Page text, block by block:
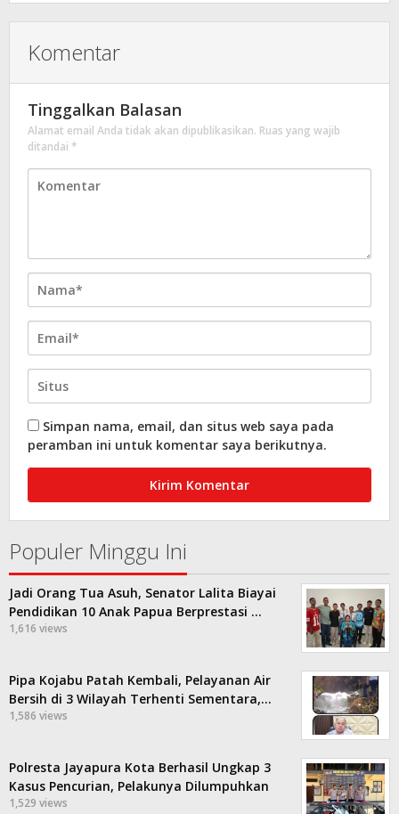
Komentar
Tinggalkan Balasan
Alamat email Anda tidak akan dipublikasikan. Ruas yang wajib
ditandai *
Simpan nama, email, dan situs web saya pada
peramban ini untuk komentar saya berikutnya.
Populer Minggu Ini
Jadi Orang Tua Asuh, Senator Lalita Biayai
Pendidikan 10 Anak Papua Berprestasi …
1,616 views
Pipa Kojabu Patah Kembali, Pelayanan Air
Bersih di 3 Wilayah Terhenti Sementara,…
1,586 views
Polresta Jayapura Kota Berhasil Ungkap 3
Kasus Pencurian, Pelakunya Dilumpuhkan
1,529 views